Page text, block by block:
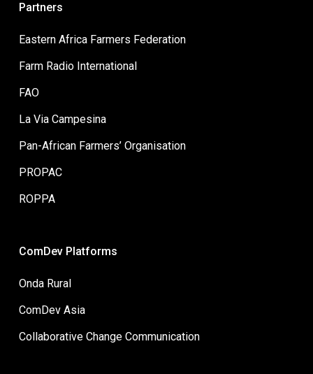
Partners
Eastern Africa Farmers Federation
Farm Radio International
FAO
La Via Campesina
Pan-African Farmers’ Organisation
PROPAC
ROPPA
ComDev Platforms
Onda Rural
ComDev Asia
Collaborative Change Communication